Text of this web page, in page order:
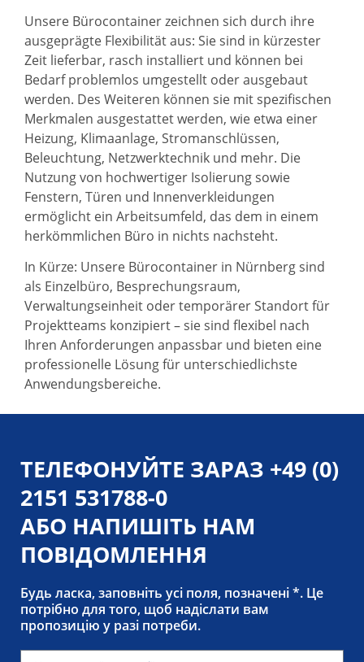
Unsere Bürocontainer zeichnen sich durch ihre
ausgeprägte Flexibilität aus: Sie sind in kürzester
Zeit lieferbar, rasch installiert und können bei
Bedarf problemlos umgestellt oder ausgebaut
werden. Des Weiteren können sie mit spezifischen
Merkmalen ausgestattet werden, wie etwa einer
Heizung, Klimaanlage, Stromanschlüssen,
Beleuchtung, Netzwerktechnik und mehr. Die
Nutzung von hochwertiger Isolierung sowie
Fenstern, Türen und Innenverkleidungen
ermöglicht ein Arbeitsumfeld, das dem in einem
herkömmlichen Büro in nichts nachsteht.
In Kürze: Unsere Bürocontainer in Nürnberg sind
als Einzelbüro, Besprechungsraum,
Verwaltungseinheit oder temporärer Standort für
Projektteams konzipiert – sie sind flexibel nach
Ihren Anforderungen anpassbar und bieten eine
professionelle Lösung für unterschiedlichste
Anwendungsbereiche.
ТЕЛЕФОНУЙТЕ ЗАРАЗ +49 (0)
2151 531788-0
АБО НАПИШІТЬ НАМ
ПОВІДОМЛЕННЯ
Будь ласка, заповніть усі поля, позначені *. Це
потрібно для того, щоб надіслати вам
пропозицію у разі потреби.